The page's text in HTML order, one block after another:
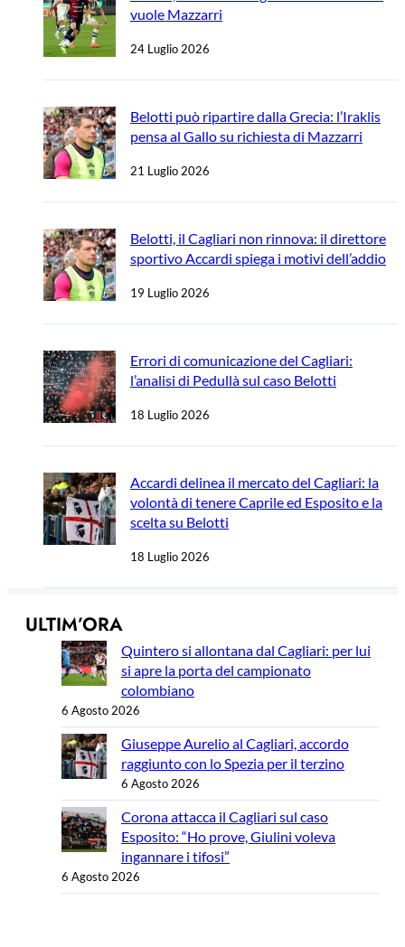
vuole Mazzarri
24 Luglio 2026
Belotti può ripartire dalla Grecia: l’Iraklis
pensa al Gallo su richiesta di Mazzarri
21 Luglio 2026
Belotti, il Cagliari non rinnova: il direttore
sportivo Accardi spiega i motivi dell’addio
19 Luglio 2026
Errori di comunicazione del Cagliari:
l’analisi di Pedullà sul caso Belotti
18 Luglio 2026
Accardi delinea il mercato del Cagliari: la
volontà di tenere Caprile ed Esposito e la
scelta su Belotti
18 Luglio 2026
ULTIM’ORA
Quintero si allontana dal Cagliari: per lui
si apre la porta del campionato
colombiano
6 Agosto 2026
Giuseppe Aurelio al Cagliari, accordo
raggiunto con lo Spezia per il terzino
6 Agosto 2026
Corona attacca il Cagliari sul caso
Esposito: “Ho prove, Giulini voleva
ingannare i tifosi”
6 Agosto 2026